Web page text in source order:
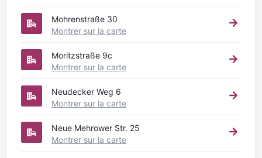
Mohrenstraße 30
Montrer sur la carte
Moritzstraße 9c
Montrer sur la carte
Neudecker Weg 6
Montrer sur la carte
Neue Mehrower Str. 25
Montrer sur la carte